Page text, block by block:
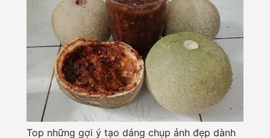
Top những gợi ý tạo dáng chụp ảnh đẹp dành